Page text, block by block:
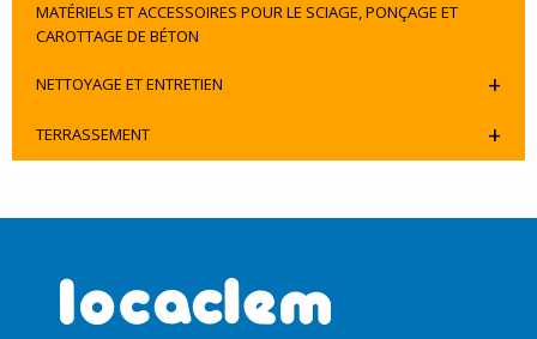
MATÉRIELS ET ACCESSOIRES POUR LE SCIAGE, PONÇAGE ET
CAROTTAGE DE BÉTON
+
NETTOYAGE ET ENTRETIEN
+
TERRASSEMENT